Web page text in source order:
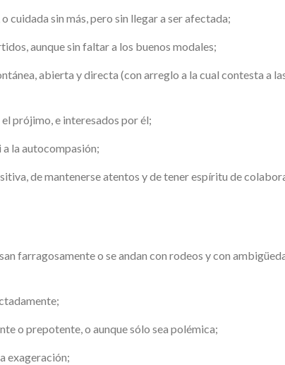
cuidada sin más, pero sin llegar a ser afectada;
aunque sin faltar a los buenos modales;
abierta y directa (con arreglo a la cual contesta a
prójimo, e interesados por él;
a la autocompasión;
de mantenerse atentos y de tener espíritu de
farragosamente o se andan con rodeos y con
o prepotente, o aunque sólo sea polémica;
exageración;